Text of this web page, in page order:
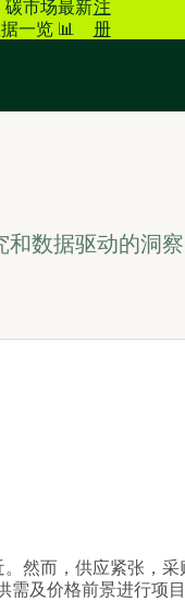
碳市场最新
一览 📊
注
册
和数据驱动的洞察
。然而，供应紧张，
需及价格前景进行项